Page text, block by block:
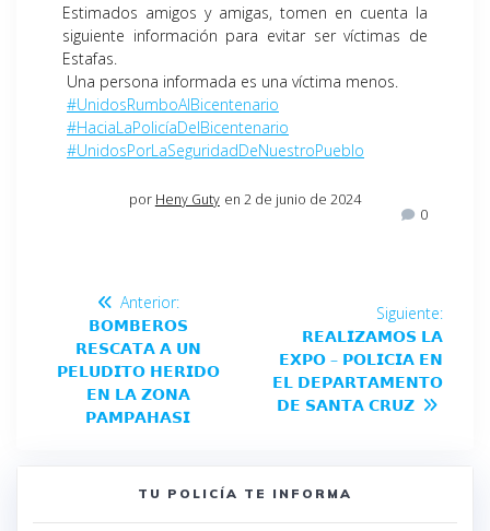
Estimados amigos y amigas, tomen en cuenta la
siguiente información para evitar ser víctimas de
Estafas.
Una persona informada es una víctima menos.
#UnidosRumboAlBicentenario
#HaciaLaPolicíaDelBicentenario
#UnidosPorLaSeguridadDeNuestroPueblo
por Heny Guty en 2 de junio de 2024
0
Anterior:
𝗕𝗢𝗠𝗕𝗘𝗥𝗢𝗦
𝗥𝗘𝗦𝗖𝗔𝗧𝗔 𝗔 𝗨𝗡
𝗣𝗘𝗟𝗨𝗗𝗜𝗧𝗢 𝗛𝗘𝗥𝗜𝗗𝗢
𝗘𝗡 𝗟𝗔 𝗭𝗢𝗡𝗔
𝗣𝗔𝗠𝗣𝗔𝗛𝗔𝗦𝗜
Siguiente:
𝗥𝗘𝗔𝗟𝗜𝗭𝗔𝗠𝗢𝗦 𝗟𝗔
𝗘𝗫𝗣𝗢 – 𝗣𝗢𝗟𝗜𝗖𝗜𝗔 𝗘𝗡
𝗘𝗟 𝗗𝗘𝗣𝗔𝗥𝗧𝗔𝗠𝗘𝗡𝗧𝗢
𝗗𝗘 𝗦𝗔𝗡𝗧𝗔 𝗖𝗥𝗨𝗭
TU POLICÍA TE INFORMA